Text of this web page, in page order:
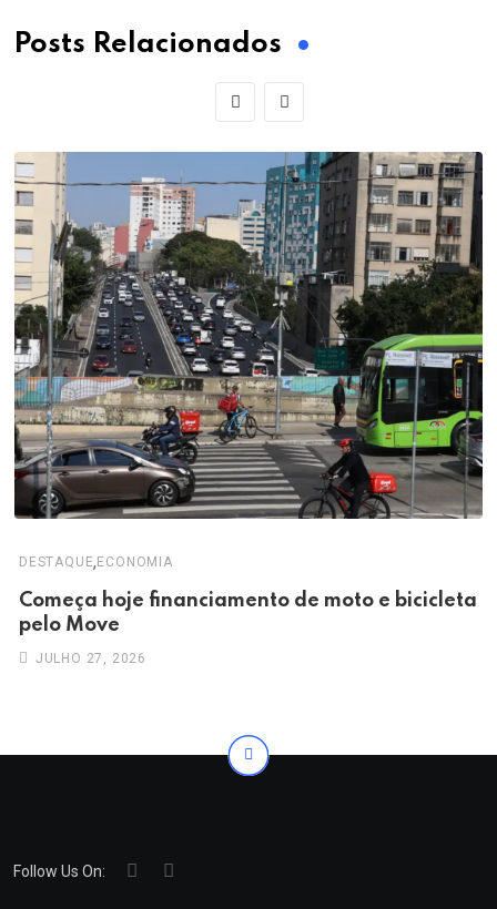
Posts Relacionados
DESTAQUE,ECONOMIA
Começa hoje financiamento de moto e bicicleta
pelo Move
JULHO 27, 2026
Follow Us On: